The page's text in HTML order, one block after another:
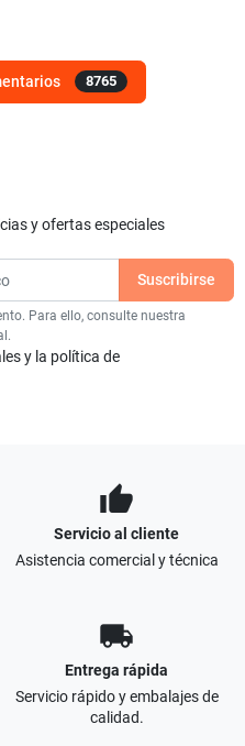
8765
y ofertas especiales
Para ello, consulte nuestra
y la política de
thumb_up
Servicio al cliente
Asistencia comercial y técnica
local_shipping
Entrega rápida
Servicio rápido y embalajes de
calidad.